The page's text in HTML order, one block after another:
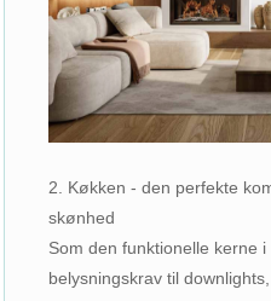
2. Køkken - den perfekte
skønhed
Som den funktionelle kerne
belysningskrav til